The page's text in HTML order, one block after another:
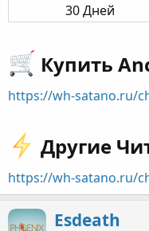
30 Дней​
Купить
https://wh-satano.ru/
Другие
https://wh-satano.ru/
Esdeath